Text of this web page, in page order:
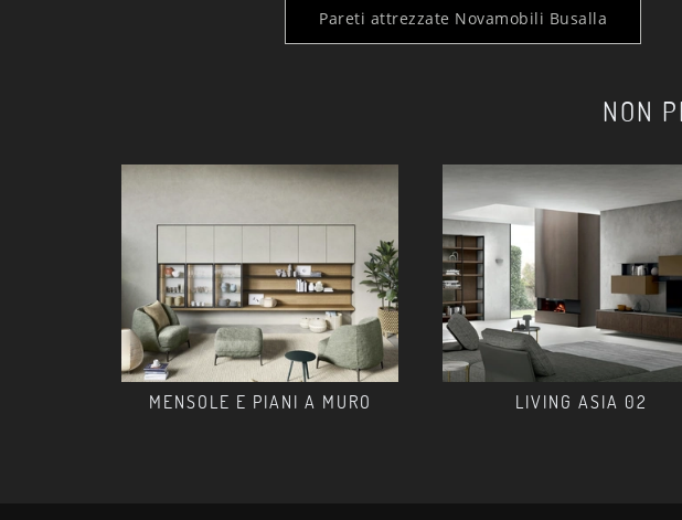
Pareti attrezzate Novamobili Busalla
NON
MENSOLE E PIANI A MURO LIVING ASIA 02